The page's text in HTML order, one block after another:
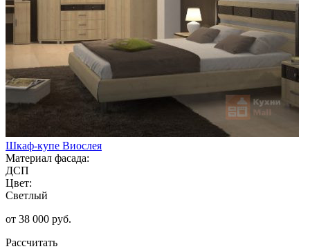
Шкаф-купе Виослея
Материал фасада:
ДСП
Цвет:
Светлый
от 38 000 руб.
Рассчитать